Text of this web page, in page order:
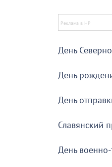
День
День
День
Славянский
День